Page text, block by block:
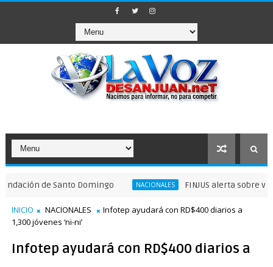
de Santo Domingo NACIONALES FINJUS alerta sobre
INICIO NACIONALES
Infotep ayudará con RD$400 diarios a
1,300 jóvenes ‘ni-ni’
Infotep ayudará con RD$400 diarios a